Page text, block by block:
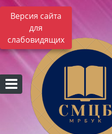
Версия сайта
для
слабовидящих